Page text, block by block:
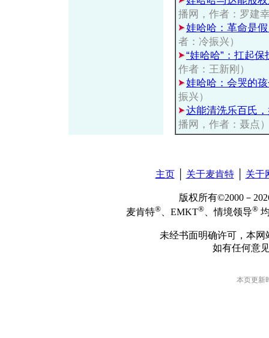
播网，作者：罗建
娃哈哈：革命是
者：冷振兴）
“娃哈哈”：扛起
作者：王新刚）
娃哈哈：会哭的
振兴）
达能清洗乐百氏
播网，作者：聂点
主页│ 关于麦肯特│ 关于
版权所有©2000－
麦肯特® 、EMKT® 、情境领导®
未经书面明确许可，本
如有任何意
本页更新